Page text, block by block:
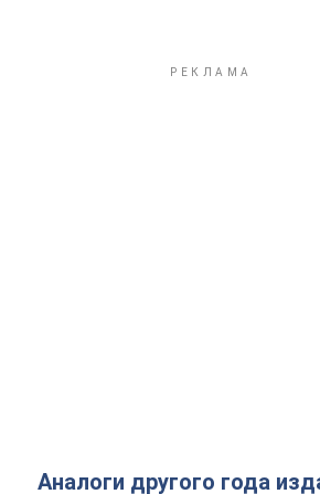
Аналоги другого года